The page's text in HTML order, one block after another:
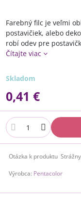
Farebný filc je veľmi
postavičiek, alebo
robí odev pre
Čítajte viac
Skladom
0,41 €
Otázka k produktu
Výrobca: Pentacolor